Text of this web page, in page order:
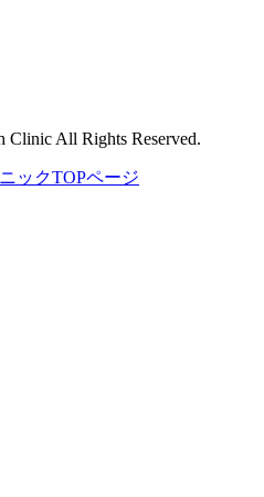
Clinic All Rights Reserved.
ックTOPページ